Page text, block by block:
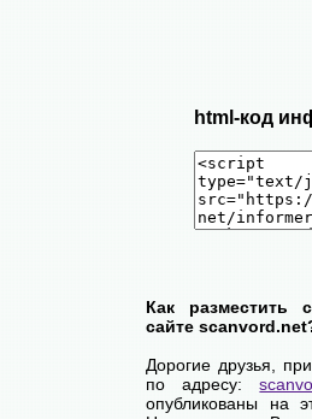
html-код
Как разместить
сайте
Дорогие друзья,
по адресу:
опубликованы на